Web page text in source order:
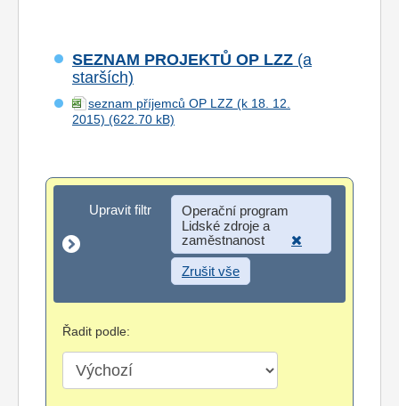
SEZNAM PROJEKTŮ OP LZZ (a
starších)
seznam příjemců OP LZZ (k 18. 12.
2015)
Upravit filtr
Upravit filtr
Operační program
Lidské zdroje a
zaměstnanost
Zrušit vše
Řadit podle: